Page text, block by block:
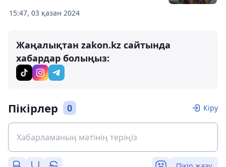
15:47, 03 қазан 2024
Жаңалықтан zakon.kz сайтында
хабардар болыңыз:
Пікірлер 0 Кіру